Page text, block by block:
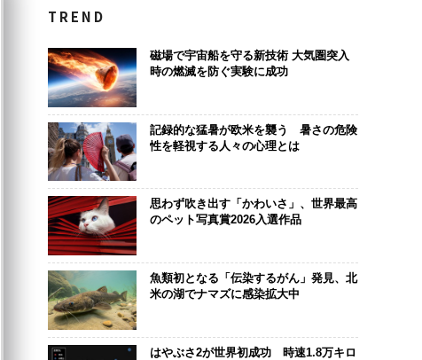
TREND
磁場で宇宙船を守る新技術 大気圏突入
時の燃滅を防ぐ実験に成功
記録的な猛暑が欧米を襲う 暑さの危険
性を軽視する人々の心理とは
思わず吹き出す「かわいさ」、世界最高
のペット写真賞2026入選作品
魚類初となる「伝染するがん」発見、北
米の湖でナマズに感染拡大中
はやぶさ2が世界初成功 時速1.8万キロ